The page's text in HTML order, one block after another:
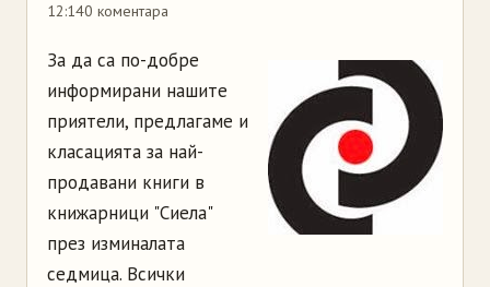
12:140 коментара
За да са по-добре
информирани нашите
приятели, предлагаме и
класацията за най-
продавани книги в
книжарници "Сиела"
през изминалата
седмица. Всички